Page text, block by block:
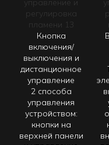
Кнопка
включения/
выключения и
дистанционное
управление
2 способа
управления
устройством:
кнопки на
верхней панели